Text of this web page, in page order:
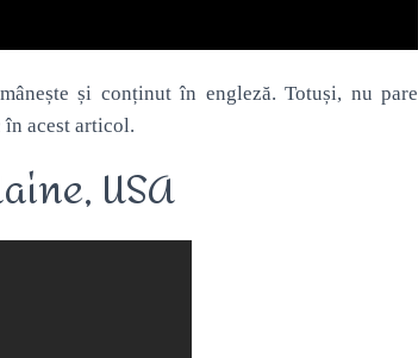
și conținut în engleză. Totuși, nu pare
în acest articol.
USA